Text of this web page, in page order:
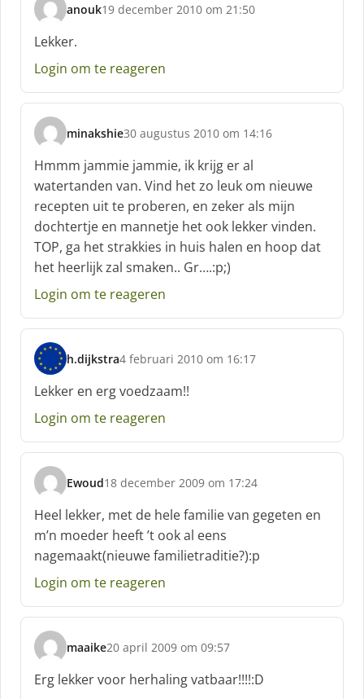
anouk
s
c
h
r
e
f
:
19 december 2010 om 21:50
Lekker.
Login om te reageren
minakshie
s
c
h
r
e
e
f
:
30 augustus 2010 om 14:16
Hmmm jammie jammie, ik krijg er al
watertanden van. Vind het zo leuk om nieuwe
recepten uit te proberen, en zeker als mijn
dochtertje en mannetje het ook lekker vinden.
TOP, ga het strakkies in huis halen en hoop dat
het heerlijk zal smaken.. Gr….:p;)
Login om te reageren
h.dijkstra
s
c
h
r
e
f
:
4 februari 2010 om 16:17
Lekker en erg voedzaam!!
Login om te reageren
Ewoud
s
c
h
r
e
e
:
18 december 2009 om 17:24
Heel lekker, met de hele familie van gegeten en
m’n moeder heeft ’t ook al eens
nagemaakt(nieuwe familietraditie?):p
Login om te reageren
maaike
s
c
h
20 april 2009 om 09:57
Erg lekker voor herhaling vatbaar!!!!:D